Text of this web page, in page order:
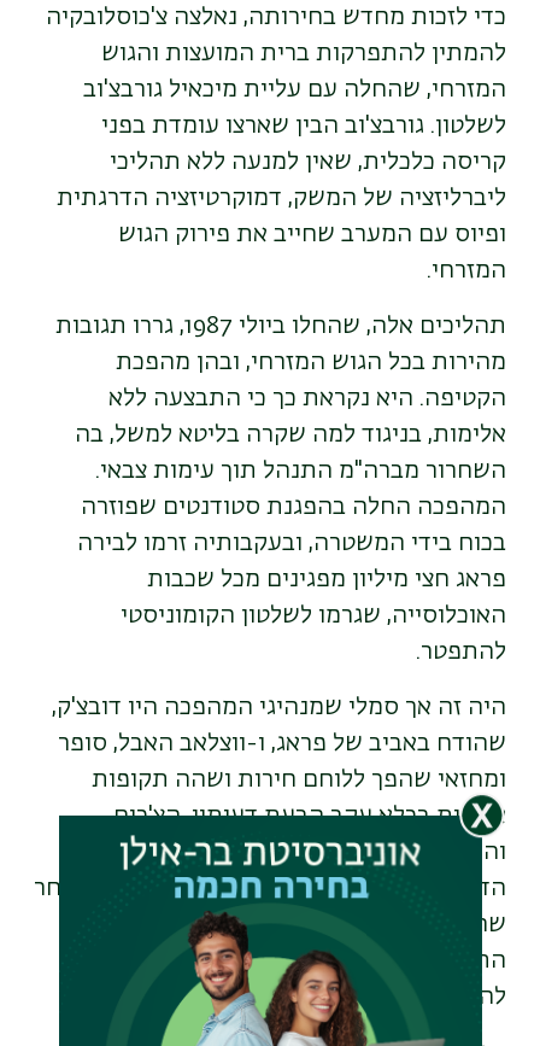
כדי לזכות מחדש בחירותה, נאלצה צ'כוסלובקיה
להמתין להתפרקות ברית המועצות והגוש
המזרחי, שהחלה עם עליית מיכאיל גורבצ'וב
לשלטון. גורבצ'וב הבין שארצו עומדת בפני
קריסה כלכלית, שאין למנעה ללא תהליכי
ליברליזציה של המשק, דמוקרטיזציה הדרגתית
ופיוס עם המערב שחייב את פירוק הגוש
המזרחי.
תהליכים אלה, שהחלו ביולי 1987, גררו תגובות
מהירות בכל הגוש המזרחי, ובהן מהפכת
הקטיפה. היא נקראת כך כי התבצעה ללא
אלימות, בניגוד למה שקרה בליטא למשל, בה
השחרור מברה"מ התנהל תוך עימות צבאי.
המהפכה החלה בהפגנת סטודנטים שפוזרה
בכוח בידי המשטרה, ובעקבותיה זרמו לבירה
פראג חצי מיליון מפגינים מכל שכבות
האוכלוסייה, שגרמו לשלטון הקומוניסטי
להתפטר.
היה זה אך סמלי שמנהיגי המהפכה היו דובצ'ק,
שהודח באביב של פראג, ו-ווצלאב האבל, סופר
ומחזאי שהפך ללוחם חירות ושהה תקופות
ארוכות בכלא עקב הבעת דעותיו. הצ'כים
והסלובקים יכלו לממש שוב את תפיסתם
הדמוקרטית ולהיות חלק מהמערב. 19 שנה לאחר
שהפגנות עממיות לא הועילו להשגת חירות,
התפרקות הגוש המזרחי אפשרה להפגנות
להצליח ולשנות את פניה של צ'כוסלובקיה